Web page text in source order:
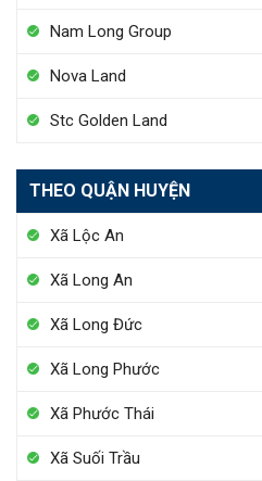
Nam Long Group
Nova Land
Stc Golden Land
THEO QUẬN HUYỆN
Xã Lộc An
Xã Long An
Xã Long Đức
Xã Long Phước
Xã Phước Thái
Xã Suối Trầu